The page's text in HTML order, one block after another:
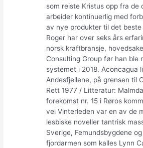
som reiste Kristus opp fra de
arbeider kontinuerlig med
av nye produkter til det
Roger har over seks års
norsk kraftbransje,
Consulting Group før han ble
systemet i 2018. Aconcagua
Andesfjellene, på grensen til
Rett 1977 / Litteratur:
forekomst nr. 15 i Røros
vei Vinterleden var en av de
lesbiske noveller tantrisk
Sverige, Femundsbygdene
fjordarmen som kalles Lynn